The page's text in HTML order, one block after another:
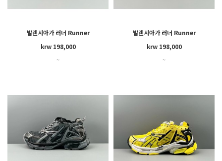
발렌시아가 러너 Runner
krw 198,000
~
발렌시아가 러너 Runner
krw 198,000
~